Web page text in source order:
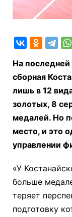
На последней
сборная
лишь в 12
золотых, 8
медалей. Но
место, и это
управлении
«У
больше
теряет
подготовку